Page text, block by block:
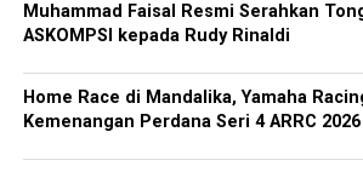
Muhammad Faisal Resmi Serahkan
ASKOMPSI kepada Rudy Rinaldi
Home Race di Mandalika, Yamaha
Kemenangan Perdana Seri 4 ARRC 2026